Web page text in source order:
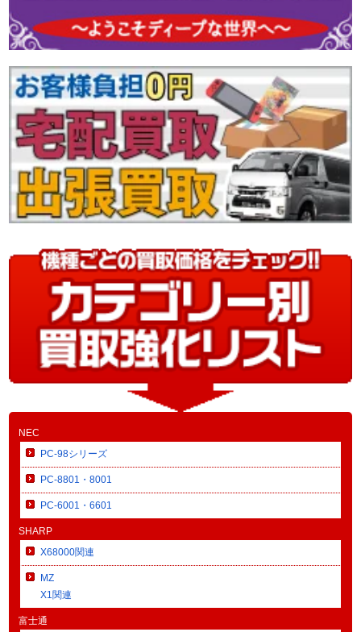
NEC
PC-98シリーズ
PC-8801・8001
PC-6001・6601
SHARP
X68000関連
MZ
X1関連
富士通